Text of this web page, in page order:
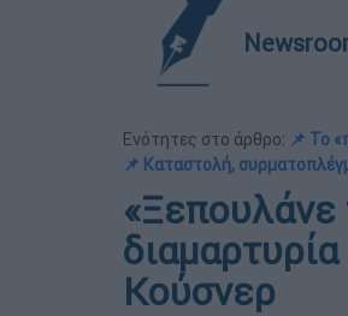
Ενότητες στο άρθρο: 📌 Το
📌 Καταστολή,
«Ξεπουλάνε
Κούσνερ